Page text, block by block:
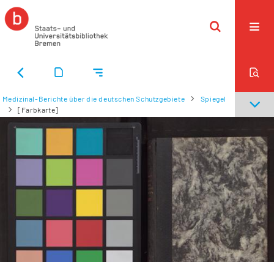
Medizinal-Berichte über die deutschen Schutzgebiete
Spiegel
[Farbkarte]